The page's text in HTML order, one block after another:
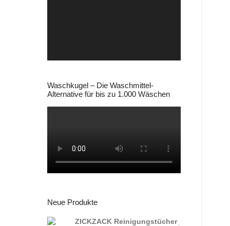
Waschkugel – Die Waschmittel-
Alternative für bis zu 1.000 Wäschen
Neue Produkte
ZICKZACK Reinigungstücher